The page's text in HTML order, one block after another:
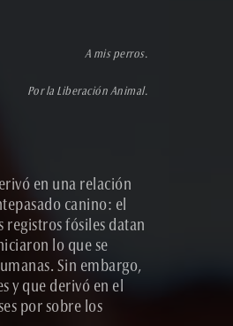
A mis perros.
Por la Liberación Animal.
en una relación
canino: el
fósiles datan
lo que se
Sin embargo,
y que derivó en el
por sobre los